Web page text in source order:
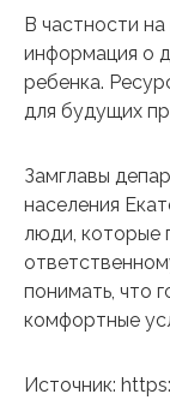
В частности
информация о
ребенка.
для будущих
Замглавы
населения
люди, которые
понимать, что
комфортные
Источник: